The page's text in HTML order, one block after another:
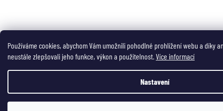
Používáme cookies, abychom Vám umožnili pohodlné prohlížení webu a díky
neustále zlepšovali jeho funkce, výkon a použitelnost.Více informací
Nastavení